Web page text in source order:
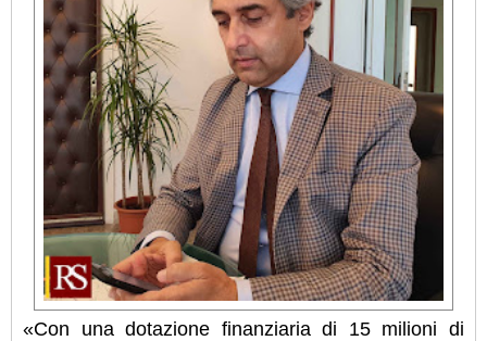
«Con una dotazione finanziaria di 15 milioni di